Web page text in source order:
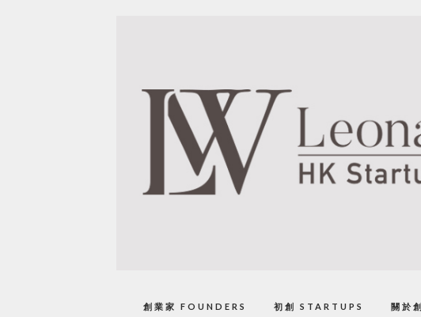
創業家 FOUNDERS 初創 STARTUPS 關於